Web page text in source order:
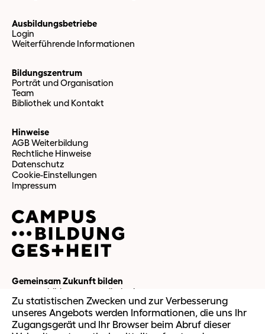
Ausbildungsbetriebe
Login
Weiterführende Informationen
Bildungszentrum
Porträt und Organisation
Team
Bibliothek und Kontakt
Hinweise
AGB Weiterbildung
Rechtliche Hinweise
Datenschutz
Cookie-Einstellungen
Impressum
Gemeinsam Zukunft bilden
campus-bildung-gesundheit.ch
Zu statistischen Zwecken und zur Verbesserung
unseres Angebots werden Informationen, die uns Ihr
Zugangsgerät und Ihr Browser beim Abruf dieser